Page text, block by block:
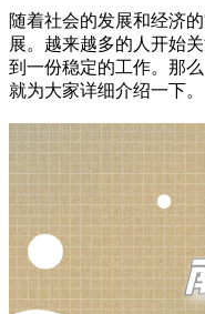
随着社会的发展和经济
展。越来越多的人开始
到一份稳定的工作。那
就为大家详细介绍一下。